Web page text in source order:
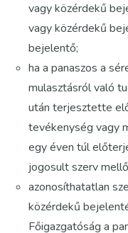
vagy közérdekű
vagy közérdekű
bejelentő;
ha a panaszos a
mulasztásról való
után terjesztette
tevékenység vagy
egy éven túl
jogosult szerv
azonosíthatatlan
közérdekű
Főigazgatóság a